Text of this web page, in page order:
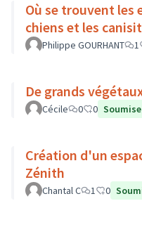
Où se trouvent les espaces d'ébats pour
chiens et les
Philippe GOURHANT 1
De grands
Cécile 0 0
Création d'un
Zénith
Chantal C 1 0